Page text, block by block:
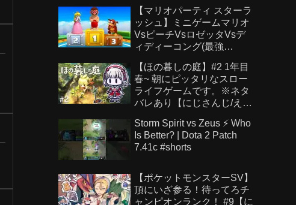
【マリオパーティ スターラ
ッシュ】ミニゲームマリオ
VsピーチVsロゼッタVsデ
ィディーコング(最強
【ほの暮しの庭】#2 1年目
春~ 朝にピッタリなスロー
ライフゲームです。※ネタ
バレあり【にじさんじ/え
Storm Spirit vs Zeus ⚡ Who
Is Better? | Dota 2 Patch
7.41c #shorts
【ポケットモンスターSV】
頂にいざ参る！待ってろチ
ャンピオンランク！ #9【に